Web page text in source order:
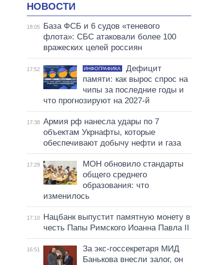
НОВОСТИ
18:05
База ФСБ и 6 судов «теневого
флота»: СБС атаковали более 100
вражеских целей россиян
17:52 ИНФОГРАФИКА
Дефицит
памяти: как вырос спрос на
чипы за последние годы и
что прогнозируют на 2027-й
17:38 Армия рф нанесла удары по 7
объектам Укрнафты, которые
обеспечивают добычу нефти и газа
17:29
МОН обновило стандарты
общего среднего
образования: что
изменилось
17:10
Нацбанк выпустит памятную монету в
честь Папы Римского Иоанна Павла II
16:51
За экс-госсекретаря МИД
Банькова внесли залог, он